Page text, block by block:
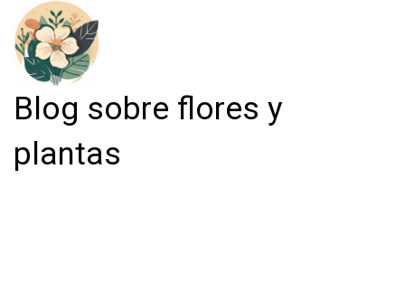
Blog sobre flores y
plantas